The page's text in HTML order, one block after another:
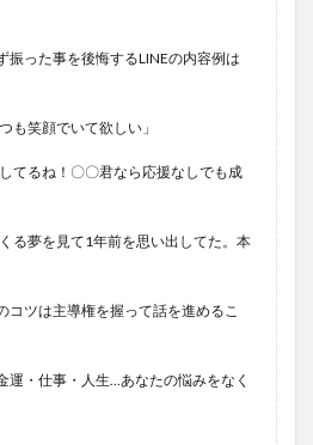
振った事を後悔するLINEの内容例は
も笑顔でいて欲しい」
てるね！〇〇君なら応援なしでも成
る夢を見て1年前を思い出してた。本
コツは主導権を握って話を進めるこ
運・仕事・人生…あなたの悩みをなく